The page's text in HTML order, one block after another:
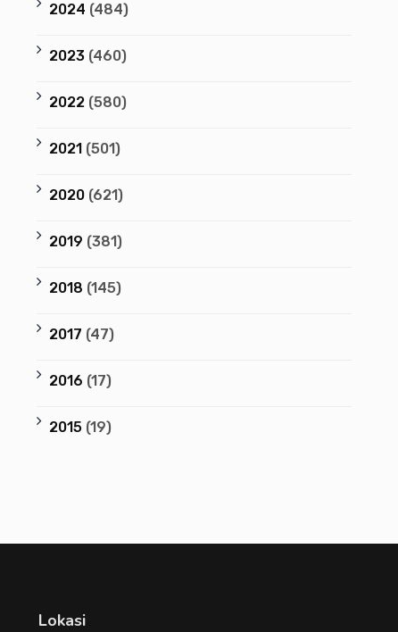
2024 (484)
2023(460)
2022(580)
2021(501)
2020(621)
2019 (381)
2018 (145)
2017 (47)
2016 (17)
2015(19)
Lokasi